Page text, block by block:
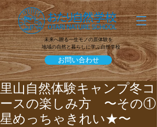
未来へ贈る一生モノの原体験を
地域の自然と暮らしに学ぶ自然学校
お問い合わせ
里山自然体験キャンプ冬コ
ースの楽しみ方 〜その①
星めっちゃきれい★〜